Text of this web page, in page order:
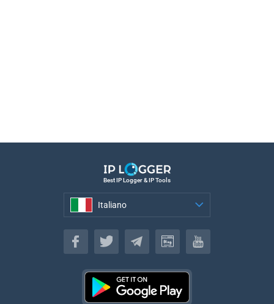
Best IP Logger & IP Tools
Italiano
Italiano